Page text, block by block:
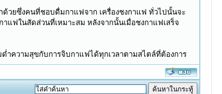
ด้วยซึ่งคนที่ชอบดื่มกาแฟจาก เครื่องชงกาแฟ ทั่วไปนั้นจะ
แฟในสัดส่วนที่เหมาะสม หลังจากนั้นเมื่อชงกาแฟเสร็จ
ำความสุขกับการจิบกาแฟได้ทุกเวลาตามสไตล์ที่ต้องการ